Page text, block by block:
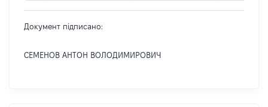
Документ підписано:
СЕМЕНОВ АНТОН ВОЛОДИМИРОВИЧ